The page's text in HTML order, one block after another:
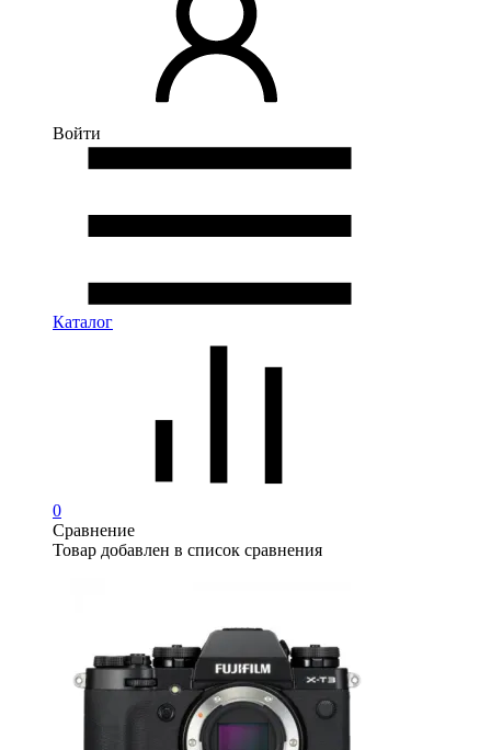
Войти
Каталог
0
Сравнение
Товар добавлен в список сравнения